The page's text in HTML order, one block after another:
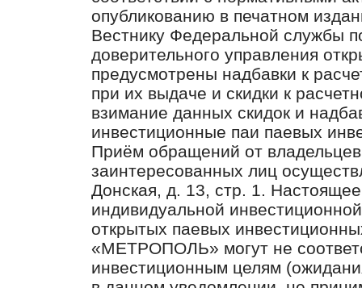
опубликованию в печатном
Вестнику Федеральной службы
доверительного управления
предусмотрены надбавки к
при их выдаче и скидки к
взимание данных скидок и
инвестиционные паи паевых
Приём обращений от
заинтересованных лиц
Донская, д. 13, стр. 1.
индивидуальной
открытых паевых
«МЕТРОПОЛЬ» могут не
инвестиционным целям